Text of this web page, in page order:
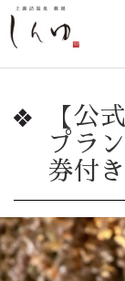
【公
プラ
券付き